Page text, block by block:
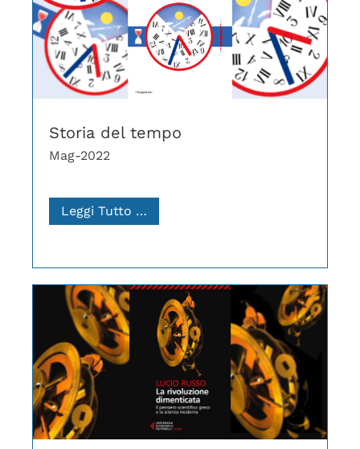
Storia del tempo
Mag-2022
Leggi Tutto …